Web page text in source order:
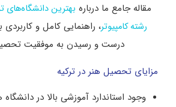
مقاله جامع ما درباره بهترین دانشگاه‌های
رشته کامپیوتر، راهنمایی کامل و
درست و رسیدن به موفقیت
مزایای تحصیل هنر در ترکیه
وجود استاندارد آموزشی بالا در